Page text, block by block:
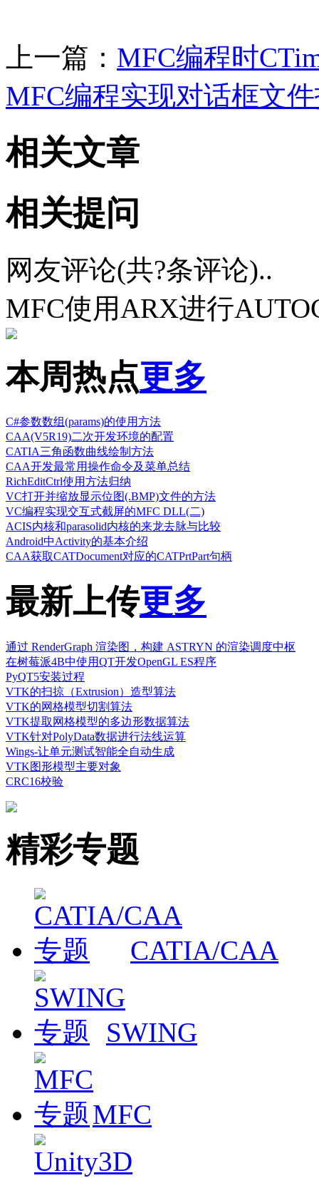
上一篇： MFC编程时
MFC编程实现对话框文
相关文章
相关提问
网友评论(共?条评论)..
MFC使用ARX进行
本周热点更多
C#参数数组(params)的使用方法
CAA(V5R19)二次开发环境的配置
CATIA三角函数曲线绘制方法
CAA开发最常用操作命令及菜单总结
RichEditCtrl使用方法归纳
VC打开并缩放显示位图(.BMP)文件的方法
VC编程实现交互式截屏的MFC DLL(二)
ACIS内核和parasolid内核的来龙去脉与比较
Android中Activity的基本介绍
CAA获取CATDocument对应的CATPrtPart句柄
最新上传更多
通过 RenderGraph 渲染图，构建 ASTRYN 的渲染调度中枢
在树莓派4B中使用QT开发OpenGL ES程序
PyQT5安装过程
VTK的扫掠（Extrusion）造型算法
VTK的网格模型切割算法
VTK提取网格模型的多边形数据算法
VTK针对PolyData数据进行法线运算
Wings-让单元测试智能全自动生成
VTK图形模型主要对象
CRC16校验
精彩专题
CATIA/CAA
SWING
MFC